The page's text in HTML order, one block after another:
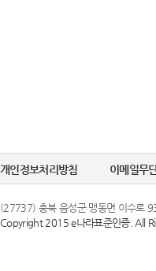
개인정보처리방침 이메일무
(27737) 충북 음성군 맹동면 이수로
Copyright 2015 e나라표준인증. All